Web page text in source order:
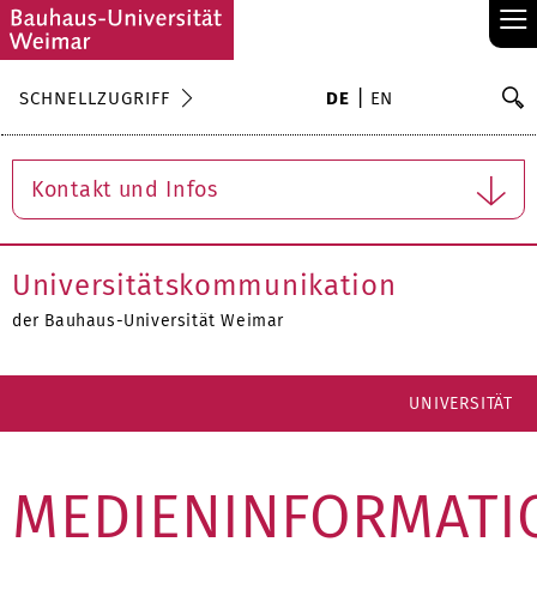
≡
SCHNELLZUGRIFF DE EN
Kontakt und Infos
Universitätskommunikation
der Bauhaus-Universität Weimar
UNIVERSITÄT